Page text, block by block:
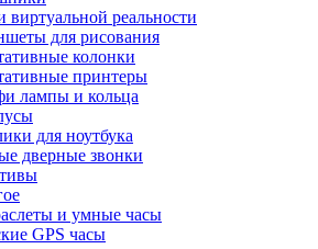
виртуальной реальности
для рисования
колонки
принтеры
лампы и кольца
для ноутбука
дверные звонки
и умные часы
GPS часы